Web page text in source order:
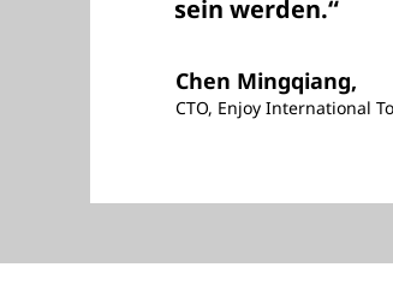
sein werden.“
Chen Mingqiang,
CTO, Enjoy International